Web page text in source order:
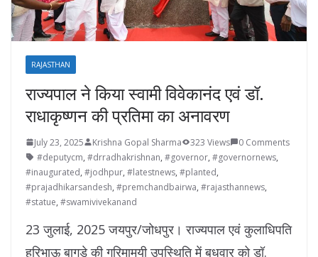
RAJASTHAN
राज्यपाल ने किया स्वामी विवेकानंद एवं डॉ.
राधाकृष्णन की प्रतिमा का अनावरण
July 23, 2025 Krishna Gopal Sharma 323 Views
0 Comments
#deputycm, #drradhakrishnan, #governor, #governornews,
#inaugurated, #jodhpur, #latestnews, #planted,
#prajadhikarsandesh, #premchandbairwa, #rajasthannews,
#statue, #swamivivekanand
23 जुलाई, 2025 जयपुर/जोधपुर। राज्यपाल एवं कुलाधिपति
हरिभाऊ बागडे की गरिमामयी उपस्थिति में बुधवार को डॉ.